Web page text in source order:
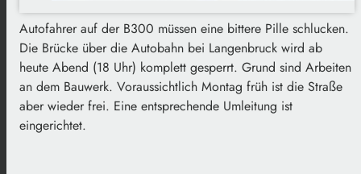
Autofahrer auf der B300 müssen eine bittere Pille schlucken.
Die Brücke über die Autobahn bei Langenbruck wird ab
heute Abend (18 Uhr) komplett gesperrt. Grund sind Arbeiten
an dem Bauwerk. Voraussichtlich Montag früh ist die Straße
aber wieder frei. Eine entsprechende Umleitung ist
eingerichtet.